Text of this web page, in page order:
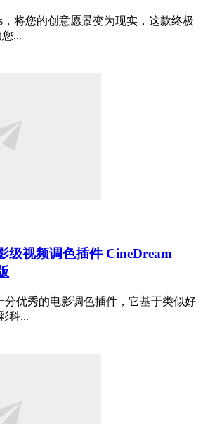
，将您的创意愿景变为现实，这款终极
...
级视频调色插件 CineDream
分优秀的电影调色插件，它基于类似好
科...